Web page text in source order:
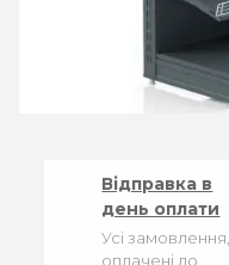
Відправка в
день оплати
Усі замовлення,
оплачені до